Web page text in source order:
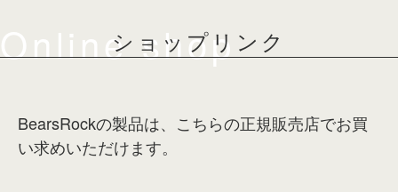
Online shop
ショップリンク
BearsRockの製品は、こちらの正規販売店でお買
い求めいただけます。